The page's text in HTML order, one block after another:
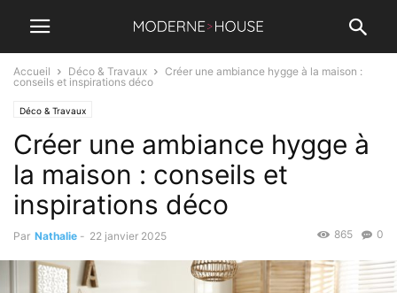
Accueil Déco & Travaux
Créer une ambiance hygge à la maison :
conseils et inspirations déco
Déco & Travaux
Créer une ambiance hygge à
la maison : conseils et
inspirations déco
Par Nathalie - 22 janvier 2025 0
865